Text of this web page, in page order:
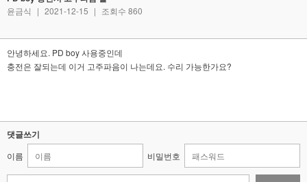
윤금식 | 2021-12-15 | 조회수 860
안녕하세요. PD boy 사용중인데
충전은 잘되는데 이거 고주파음이 나는데요. 수리 가능한가요?
댓글쓰기
이름 비밀번호